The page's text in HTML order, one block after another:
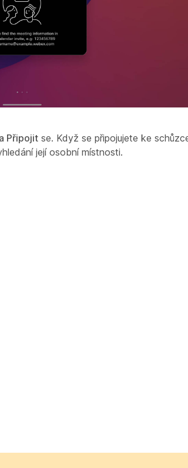
Připojit se. Když se připojujete ke
její osobní místnosti.